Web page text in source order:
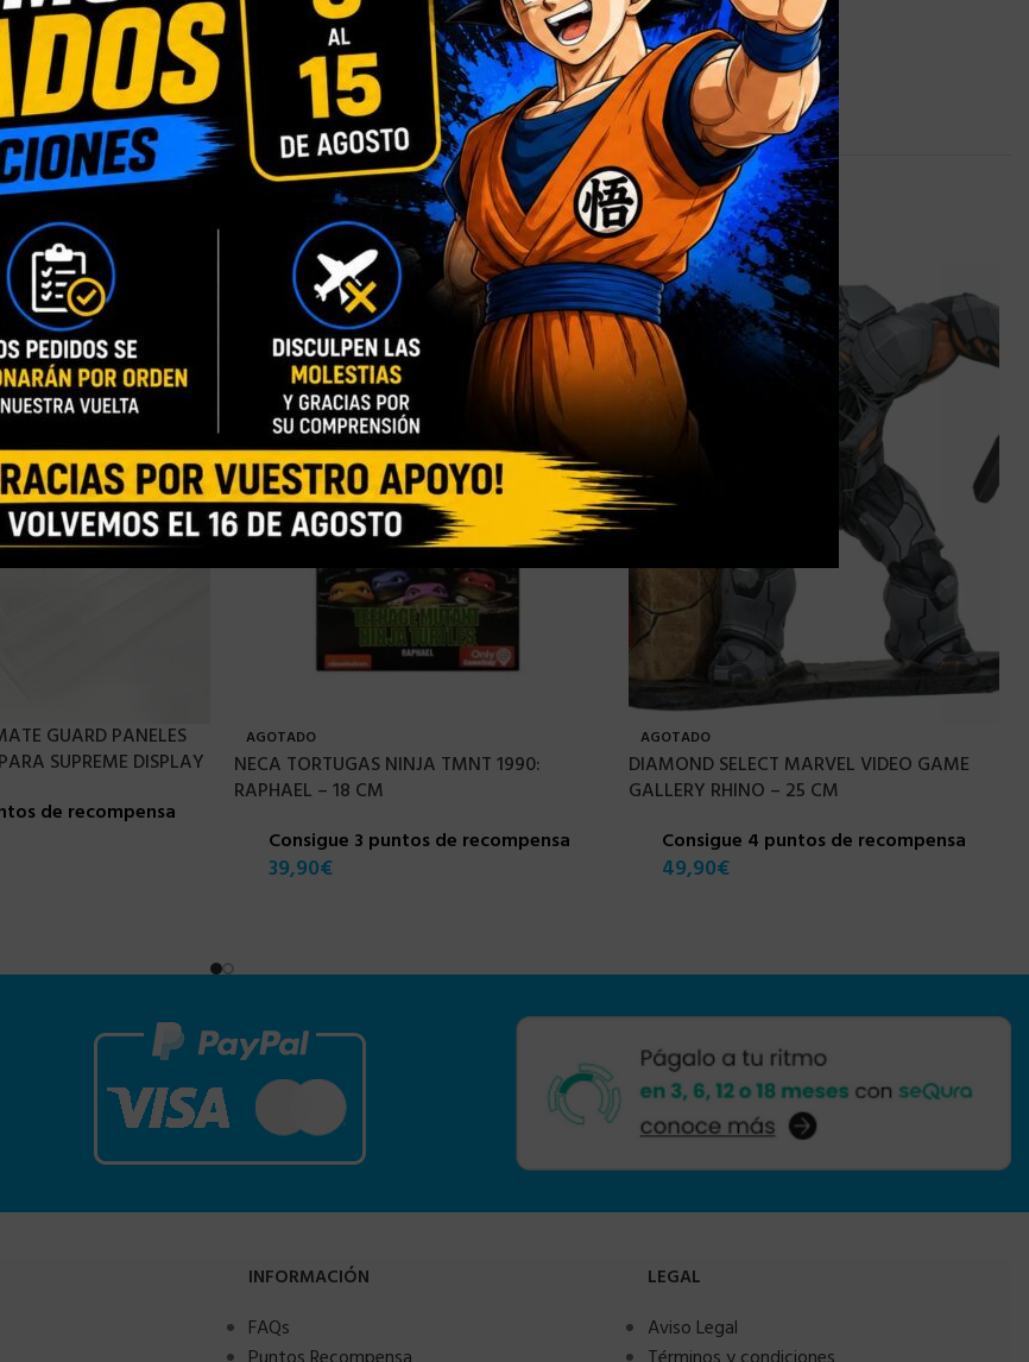
2,5 kg
GUARD PANELES
SUPREME DISPLAY
de recompensa
AGOTADO
NECA TORTUGAS NINJA TMNT 1990:
RAPHAEL – 18 CM
Consigue 3 puntos de recompensa
39,90€
AGOTADO
DIAMOND SELECT MARVEL VIDEO GAME
GALLERY RHINO – 25 CM
Consigue 4 puntos de recompensa
49,90€
INFORMACIÓN
FAQs
LEGAL
Aviso Legal